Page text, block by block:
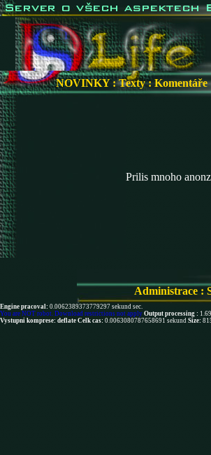
NOVINKY:Texty: Komentáře
Prilis mnoho
Administrace :
Engine pracoval: 0.0062389373779297 sekund sec.
You are NOT robot. Download restrictions not apply Output processing :
Vystupni komprese: deflate Celk cas: 0.0063080787658691 sekund Size: